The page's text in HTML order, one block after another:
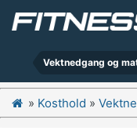
» Kosthold »